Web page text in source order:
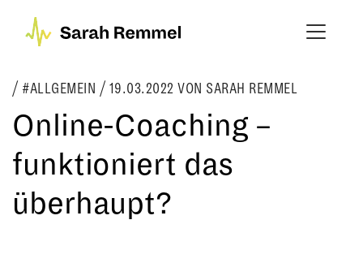
#ALLGEMEIN / 19.03.2022 VON SARAH REMMEL
Online-Coaching –
funktioniert das
überhaupt?